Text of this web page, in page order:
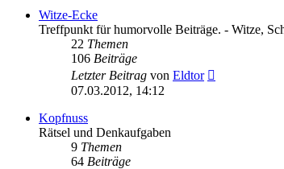
Witze-Ecke
Treffpunkt für humorvolle Beiträge. - Witze,
22 Themen
106 Beiträge
Letzter Beitrag von Eldtor
07.03.2012, 14:12
Kopfnuss
Rätsel und Denkaufgaben
9 Themen
64 Beiträge